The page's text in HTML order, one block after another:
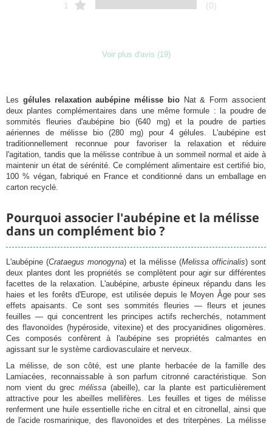
1 (0)
Voir plus d'avis (19)
Chargement
Les gélules relaxation aubépine mélisse bioNat & Form associent
deux plantes complémentaires dans une même formule : la poudre de
sommités fleuries d'aubépine bio (640 mg) et la poudre de parties
aériennes de mélisse bio (280 mg) pour 4 gélules. L'aubépine est
traditionnellement reconnue pour favoriser la relaxation et réduire
l'agitation, tandis que la mélisse contribue à un sommeil normal et aide à
maintenir un état de sérénité. Ce complément alimentaire est certifié bio,
100 % végan, fabriqué en France et conditionné dans un emballage en
carton recyclé.
Pourquoi associer l'aubépine et la mélisse
dans un complément bio ?
L'aubépine (Crataegus monogyna) et la mélisse (Melissa officinalis) sont
deux plantes dont les propriétés se complètent pour agir sur différentes
facettes de la relaxation. L'aubépine, arbuste épineux répandu dans les
haies et les forêts d'Europe, est utilisée depuis le Moyen Âge pour ses
effets apaisants. Ce sont ses sommités fleuries — fleurs et jeunes
feuilles — qui concentrent les principes actifs recherchés, notamment
des flavonoïdes (hypéroside, vitexine) et des procyanidines oligomères.
Ces composés confèrent à l'aubépine ses propriétés calmantes en
agissant sur le système cardiovasculaire et nerveux.
La mélisse, de son côté, est une plante herbacée de la famille des
Lamiacées, reconnaissable à son parfum citronné caractéristique. Son
nom vient du grec mélissa(abeille), car la plante est particulièrement
attractive pour les abeilles mellifères. Les feuilles et tiges de mélisse
renferment une huile essentielle riche en citral et en citronellal, ainsi que
de l'acide rosmarinique, des flavonoïdes et des triterpènes. La mélisse